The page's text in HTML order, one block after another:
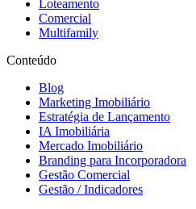
Loteamento
Comercial
Multifamily
Conteúdo
Blog
Marketing Imobiliário
Estratégia de Lançamento
IA Imobiliária
Mercado Imobiliário
Branding para Incorporadora
Gestão Comercial
Gestão / Indicadores